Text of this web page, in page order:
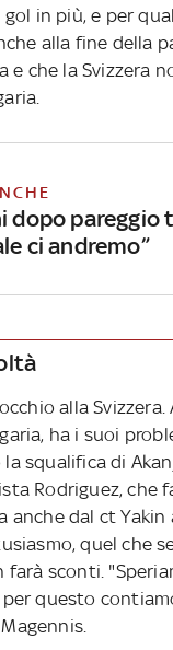
in più, e per
alla fine della
che la Svizzera
dopo pareggio
ci andremo”
alla
ha i suoi
squalifica di
Rodriguez, che
anche dal ct
quel che
farà sconti.
questo